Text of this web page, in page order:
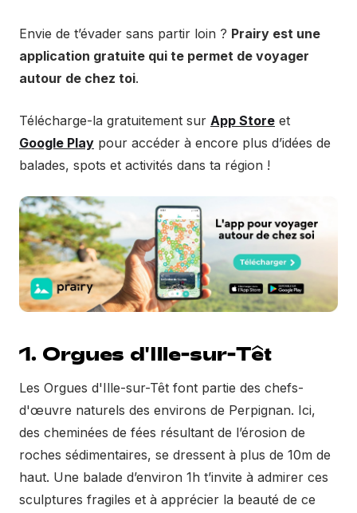
Envie de t’évader sans partir loin ? Prairy est une
application gratuite qui te permet de voyager
autour de chez toi.
Télécharge-la gratuitement sur App Store et
Google Play pour accéder à encore plus d’idées de
balades, spots et activités dans ta région !
1. Orgues d'Ille-sur-Têt
Les Orgues d'Ille-sur-Têt font partie des chefs-
d'œuvre naturels des environs de Perpignan. Ici,
des cheminées de fées résultant de l’érosion de
roches sédimentaires, se dressent à plus de 10m de
haut. Une balade d’environ 1h t’invite à admirer ces
sculptures fragiles et à apprécier la beauté de ce